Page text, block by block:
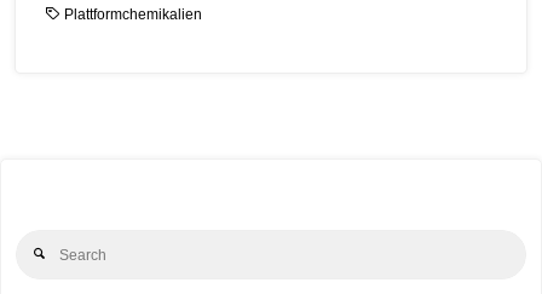
Plattformchemikalien
Search